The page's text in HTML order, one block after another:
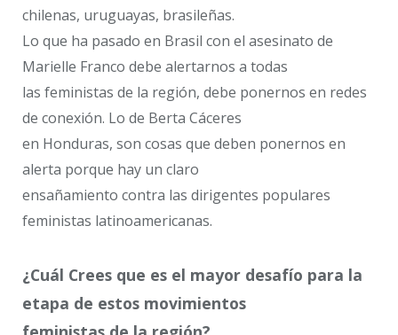
chilenas, uruguayas, brasileñas.
Lo que ha pasado en Brasil con el asesinato de
Marielle Franco debe alertarnos a todas
las feministas de la región, debe ponernos en redes
de conexión. Lo de Berta Cáceres
en Honduras, son cosas que deben ponernos en
alerta porque hay un claro
ensañamiento contra las dirigentes populares
feministas latinoamericanas.
¿Cuál Crees que es el mayor desafío para la
etapa de estos movimientos